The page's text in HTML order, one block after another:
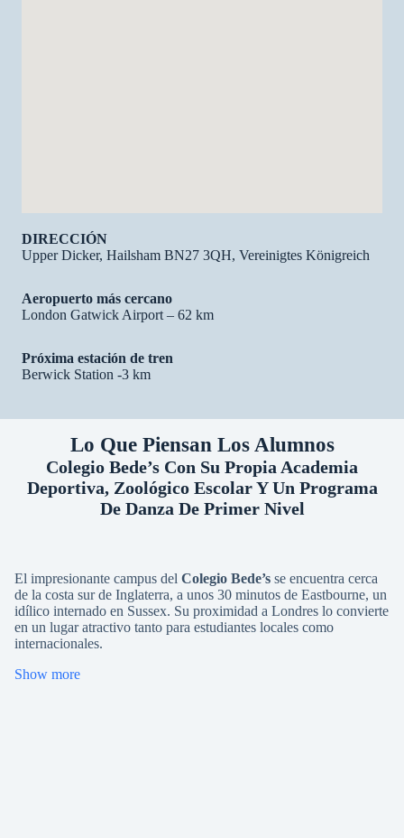
DIRECCIÓN
Upper Dicker, Hailsham BN27 3QH, Vereinigtes Königreich
Aeropuerto más cercano
London Gatwick Airport – 62 km
Próxima estación de tren
Berwick Station -3 km
Lo Que Piensan Los Alumnos
Colegio Bede’s Con Su Propia Academia
Deportiva, Zoológico Escolar Y Un Programa
De Danza De Primer Nivel
El impresionante campus del Colegio Bede’s se encuentra cerca
de la costa sur de Inglaterra, a unos 30 minutos de Eastbourne, un
idílico internado en Sussex. Su proximidad a Londres lo convierte
en un lugar atractivo tanto para estudiantes locales como
internacionales.
Show more